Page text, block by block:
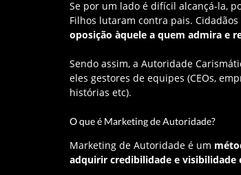
Se por um lado é difícil alcançá-la,
Filhos lutaram contra pais.
oposição àquele a quem admira e
Sendo assim, a Autoridade
eles gestores de equipes (CEOs,
histórias etc).
O que é Marketing de Autoridade?
Marketing de Autoridade é um
adquirir credibilidade e visibilidade